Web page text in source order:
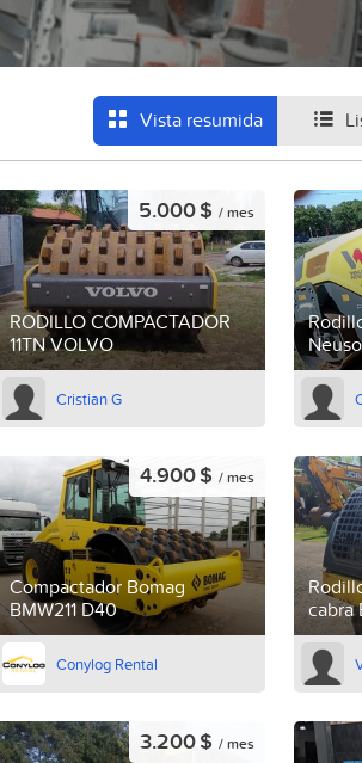
Vista resumida
RODILLO COMPACTADOR
11TN VOLVO
5.000 $ / mes
Cristian G
Compactador Bomag
BMW211 D40
4.900 $ / mes
Conylog Rental
cabra
3.200 $ / mes